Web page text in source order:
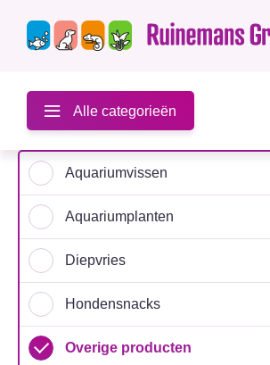
Alle categorieën
Aquariumvissen
Aquariumplanten
Diepvries
Hondensnacks
Overige producten